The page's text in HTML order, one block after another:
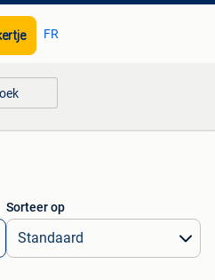
FR
Sorteer op